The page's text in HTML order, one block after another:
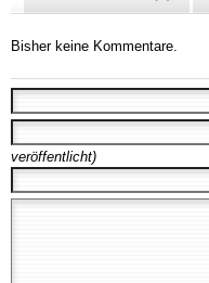
Bisher keine Kommentare.
veröffentlicht)